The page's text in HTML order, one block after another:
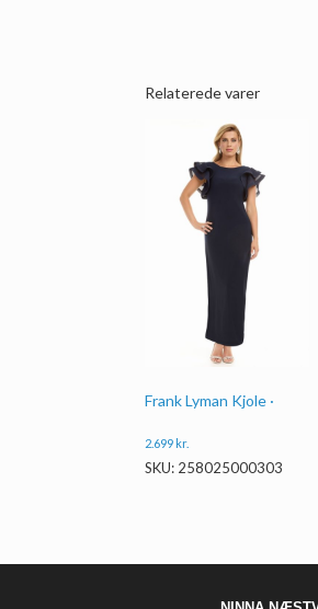
Relaterede varer
Frank Lyman Kjole ·
2.699kr.
SKU: 258025000303